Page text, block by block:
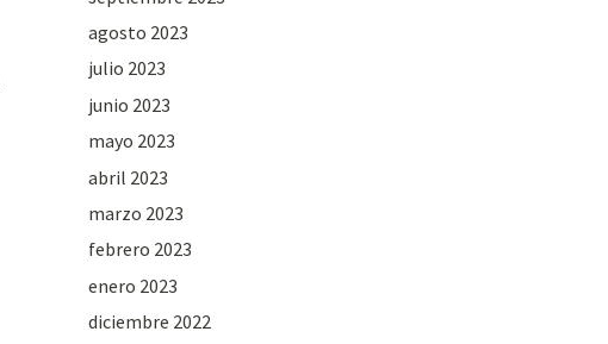
agosto 2023
julio 2023
junio 2023
mayo 2023
abril 2023
marzo 2023
febrero 2023
enero 2023
diciembre 2022